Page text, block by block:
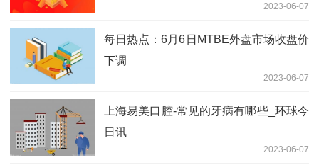
2023-06-07
每日热点：6月6日MTBE外盘市场收盘价
下调
2023-06-07
上海易美口腔-常见的牙病有哪些_环球今
日讯
2023-06-07